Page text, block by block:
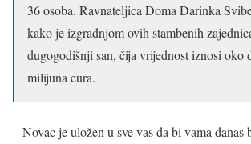
36 osoba. Ravnateljica Doma Darinka
kako je izgradnjom ovih stambenih
dugogodišnji san, čija vrijednost iznosi oko
milijuna eura.
– Novac je uložen u sve vas da bi vama